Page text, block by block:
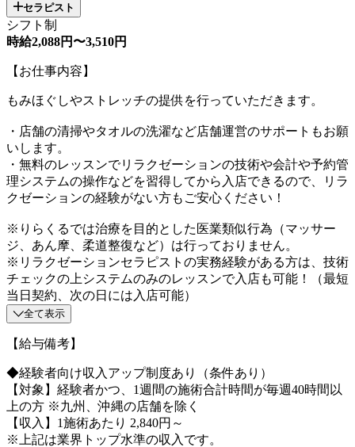
セラピスト
シフト制
時給2,088円〜3,510円
【お仕事内容】
もみほぐしやストレッチの提供を行っていただきます。
・店舗の清掃やタオルの洗濯など店舗運営のサポートもお願
いします。
・無料のレッスンでリラクゼーションの技術や会計や予約管
理システムの操作などを習得してから入店できるので、リラ
クゼーションの経験がない方もご安心ください！
※りらくるでは治療を目的とした医業類似行為（マッサー
ジ、あん摩、柔道整復など）は行っておりません。
※リラクゼーションセラピストの実務経験がある方は、技術
チェックの上システムのみのレッスンで入店も可能！（最短
当日契約、次の日には入店可能）
全て表示
【給与備考】
◆経験者向け収入アップ制度あり（条件あり）
【対象】経験者かつ、1週間の施術合計時間が毎週40時間以
上の方 ※九州、沖縄の店舗を除く
【収入】1施術あたり 2,840円～
※上記は業界トップ水準の収入です。